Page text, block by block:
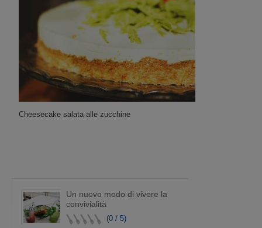
Cheesecake salata alle zucchine
Un nuovo modo di vivere la
convivialità
(0 / 5)